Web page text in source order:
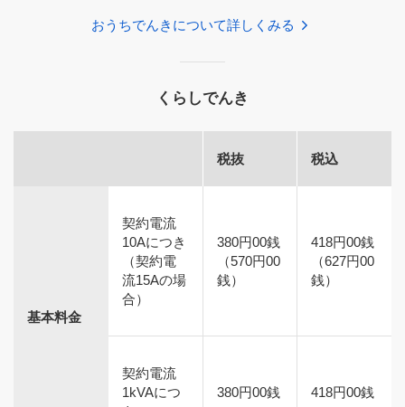
おうちでんきについて詳しくみる
くらしでんき
税抜 税込
基本料金
契約電流
10Aにつき
（契約電
流15Aの場
合）
380円00銭
（570円00
銭）
418円00銭
（627円00
銭）
契約電流
1kVAにつ
380円00銭 418円00銭